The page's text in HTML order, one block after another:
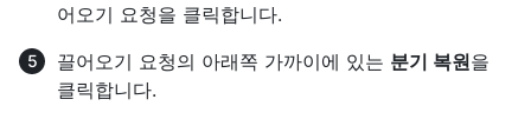
어오기 요청을 클릭합니다.
끌어오기 요청의 아래쪽 가까이에 있는 분기 복원을
클릭합니다.